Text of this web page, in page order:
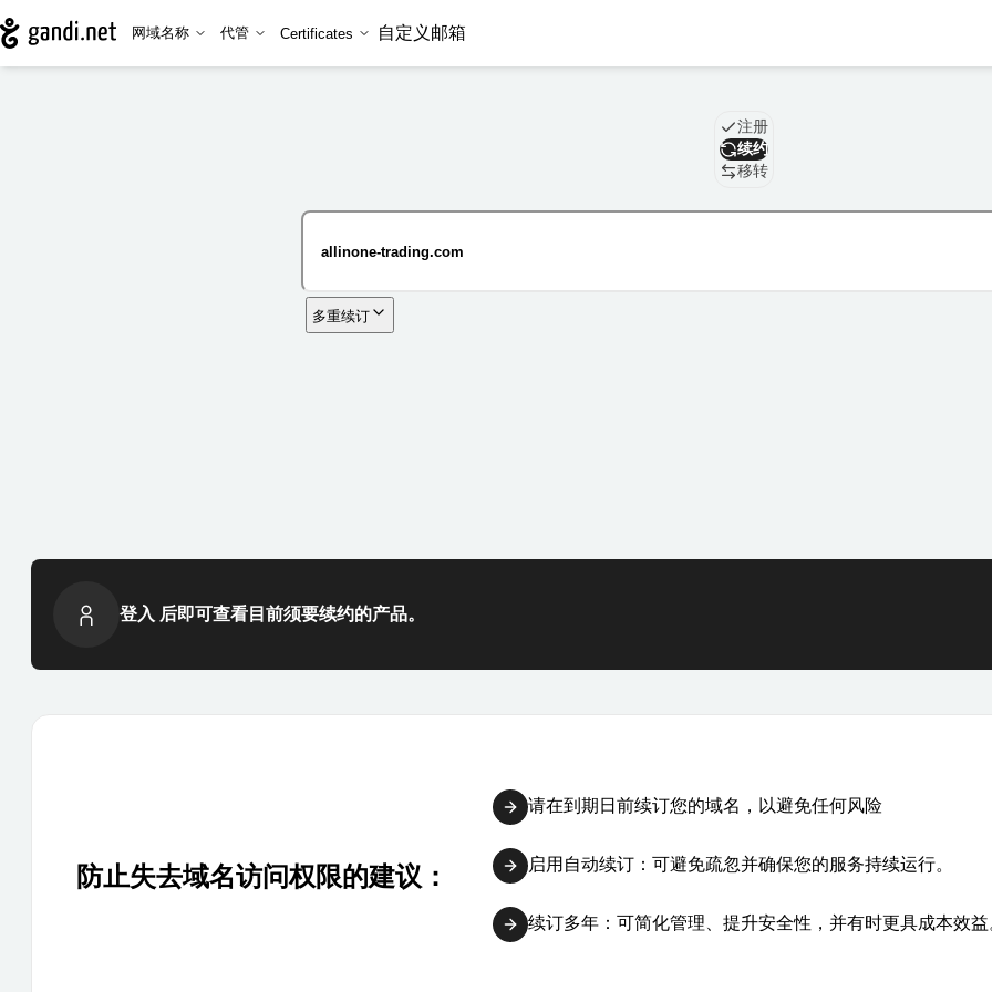
网域名称 代管 Certificates 自定义邮箱
域名注册
续约
移转
多重续订
登入 后即可查看目前须要续约的产品。
防止失去域名访问权限的建议：
请在到期日前续订您的域名，以避免任何风险
启用自动续订：可避免疏忽并确保您的服务持续运行。
续订多年：可简化管理、提升安全性，并有时更具成本效益